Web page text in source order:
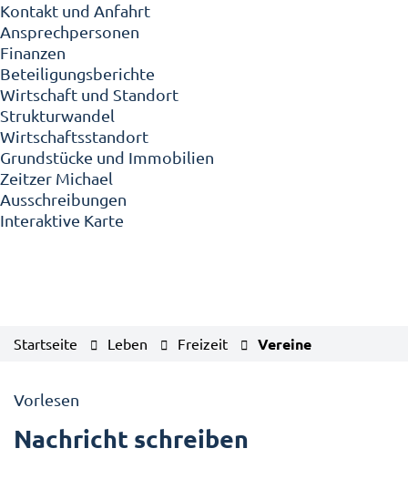
Kontakt und Anfahrt
Ansprechpersonen
Finanzen
Beteiligungsberichte
Wirtschaft und Standort
Strukturwandel
Wirtschaftsstandort
Grundstücke und Immobilien
Zeitzer Michael
Ausschreibungen
Interaktive Karte
Startseite Leben Freizeit Vereine
Vorlesen
Nachricht schreiben